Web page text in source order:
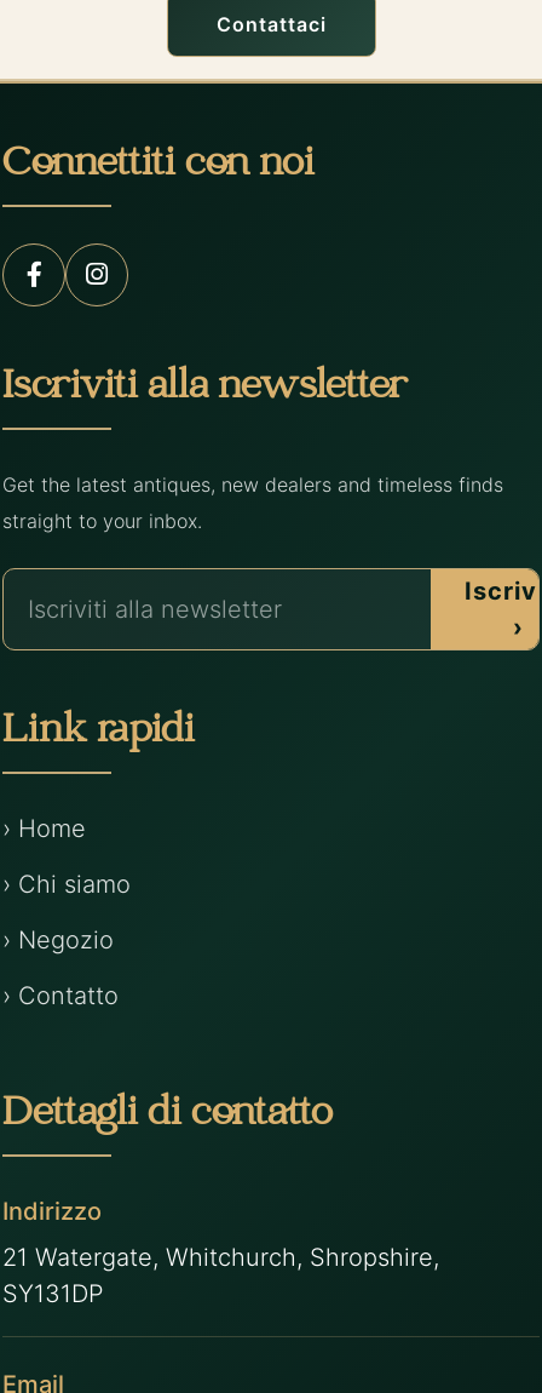
Contattaci
Connettiti con noi
Iscriviti alla newsletter
Get the latest antiques, new dealers and timeless finds
straight to your inbox.
›
Link rapidi
› Home
› Chi siamo
› Negozio
› Contatto
Dettagli di contatto
Indirizzo
21 Watergate, Whitchurch, Shropshire,
SY131DP
Email